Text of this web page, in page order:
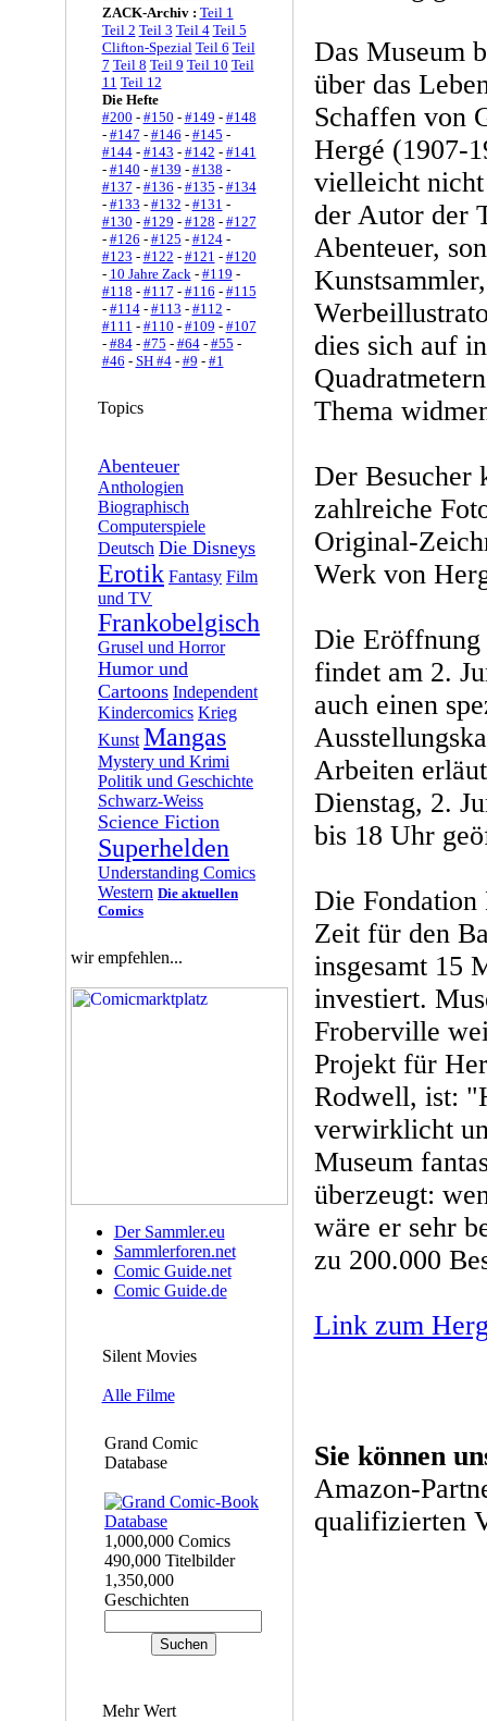
ZACK-Archiv : Teil 1
Teil 2 Teil 3 Teil 4 Teil 5
Clifton-Spezial Teil 6 Teil
7 Teil 8 Teil 9 Teil 10 Teil
11 Teil 12
Die Hefte
#200 - #150 - #149 - #148
- #147 - #146 - #145 -
#144- #143 - #142 - #141
- #140 - #139 - #138 -
#137 - #136 - #135 - #134
- #133 - #132 - #131 -
#130 - #129 - #128 - #127
- #126 - #125 - #124-
#123 - #122 - #121 - #120
- 10 Jahre Zack- #119 -
#118 - #117 - #116 - #115
- #114- #113 - #112 -
#111 - #110 - #109 - #107
- #84- #75 - #64- #55 -
#46 - SH #4- #9 - #1
Topics
Abenteuer
Anthologien
Biographisch
Computerspiele
Deutsch Die Disneys
Erotik Fantasy Film
und TV
Frankobelgisch
Grusel und Horror
Humor und
Cartoons Independent
Kindercomics Krieg
Kunst Mangas
Mystery und Krimi
Politik und Geschichte
Schwarz-Weiss
Science Fiction
Superhelden
Understanding Comics
Western Die aktuellen
Comics
wir empfehlen...
Der Sammler.eu
Sammlerforen.net
Comic Guide.net
Comic Guide.de
Silent Movies
Alle Filme
Grand Comic
Database
1,000,000 Comics
490,000 Titelbilder
1,350,000
Geschichten
Mehr Wert
Das Museum
über das
Schaffen von
Hergé (1907-
vielleicht
der Autor der
Abenteuer,
dies sich auf
Thema
Der Besucher
zahlreiche
Original-
Werk von
Die
findet am 2.
auch einen
Arbeiten
Dienstag, 2.
bis 18 Uhr
Die Fondation
Zeit für den
insgesamt 15
investiert.
Froberville
Projekt für
Rodwell, ist:
verwirklicht
Museum
überzeugt:
wäre er sehr
zu 200.000
Link zum
Sie können
Amazon-
qualifizierten